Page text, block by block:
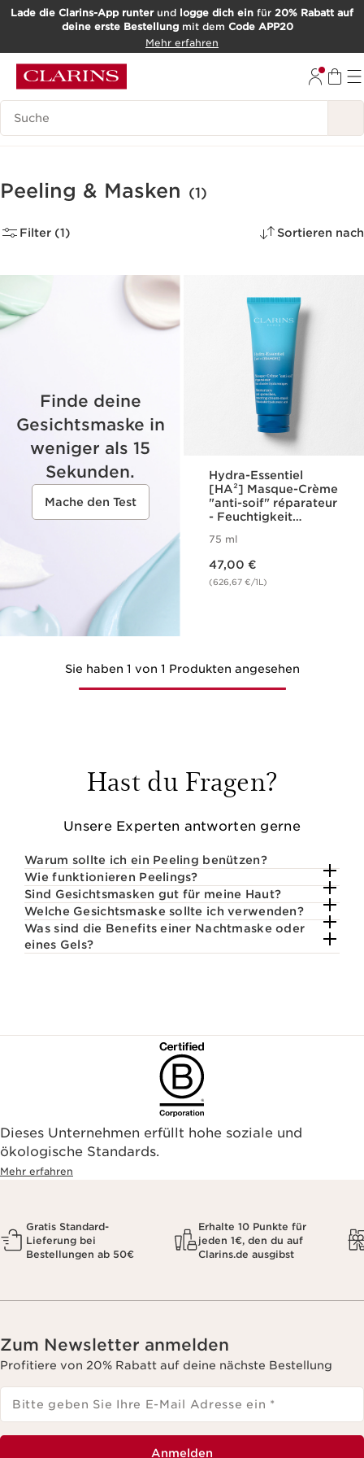
WEITER ZUM INHALT
Lade die Clarins-App runterund logge dich ein für 20% Rabatt auf
deine erste Bestellungmit dem Code APP20
Mehr erfahren
Such-Historie
Peeling & Masken (1)
Filter (1) Sortieren nach
Finde deine
Gesichtsmaske in
weniger als 15
Sekunden.
Mache den Test
Hydra-Essentiel
[HA²] Masque-Crème
"anti-soif" réparateur
- Feuchtigkeit
stärkende Creme-
Maske
75 ml
47,00 €
(626,67 €/1L)
Sie haben 1 von 1 Produkten angesehen
Hast du Fragen?
Unsere Experten antworten gerne
Warum sollte ich ein Peeling benützen?
Wie funktionieren Peelings?
Sind Gesichtsmasken gut für meine Haut?
Welche Gesichtsmaske sollte ich verwenden?
Was sind die Benefits einer Nachtmaske oder
eines Gels?
Dieses Unternehmen erfüllt hohe soziale und
ökologische Standards.
Mehr erfahren
Gratis Standard-
Lieferung bei
Bestellungen ab 50€
Erhalte 10 Punkte für
jeden 1€, den du auf
Clarins.de ausgibst
Zum Newsletter anmelden
Profitiere von 20% Rabatt auf deine nächste Bestellung
Bitte geben Sie Ihre E-Mail Adresse ein *
Anmelden